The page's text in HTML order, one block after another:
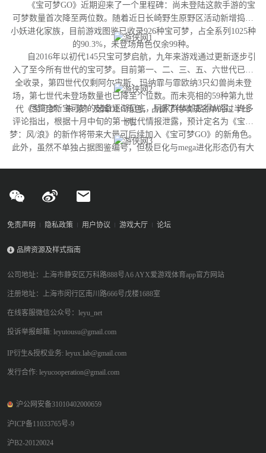
《宝可梦GO》近期迎来了一个里程碑：尚未登陆这款手游的宝
可梦数量首次降至两位数。随着近日长崎野生原野区活动新增捣蛋
小妖进化家族，目前游戏图鉴已收录926种宝可梦，占全系列1025种
的90.3%，未登场角色仅余99种。
自2016年以初代145只宝可梦启航，九年来游戏通过更新逐步引
入了至今所有世代的宝可梦。目前第一、二、三、五、六世代已完
全收录，第四世代仅剩阿尔宙斯、玛纳霏与霏欧纳3只幻兽尚未登
场，第七世代未登场数量也已降至个位数。而未亮相的59种第九世
代《宝可梦：朱/紫》及其DLC角色，占据了待收录名单的过半比
例。
尽管全新宝可梦的储备逐渐见底，玩家群体却显得从容。许多
评论指出，根据十月中旬的第十世代情报泄露，预计定名为《宝可
梦：风/浪》的新作将带来大量可后续加入《宝可梦GO》的新角色。
此外，虽然不单独占据图鉴编号，但极巨化与mega进化形态仍有大
免责声明 隐私政策 用户协议 游戏大厅 论坛
品牌资源及样式指南
公司地址：上海市静安区万科路888号A6 AYX爱游戏体育app官方网站
注册地址：上海市闵行区南川路666号戊楼1688室
在线客服微信公众号：leyu_net
投诉举报邮箱: leyutousu@gmail.com
IP衍生&授权业务: leyux.lab@gmail.com
发行合作: leyucooperation@gmail.com
沪公网安备31010402000659
沪ICP备11033765号-9
沪B2-20120024